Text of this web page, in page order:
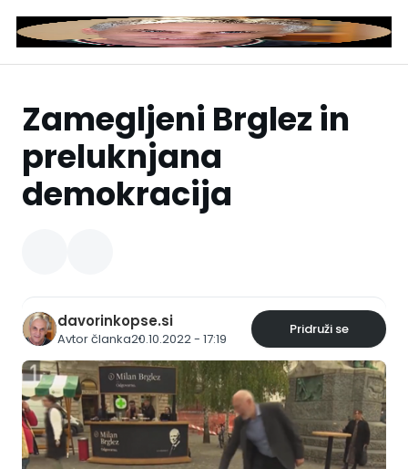
Zamegljeni Brglez in
preluknjana
demokracija
davorinkopse.si
Avtor članka20.10.2022 - 17:19
Pridruži se